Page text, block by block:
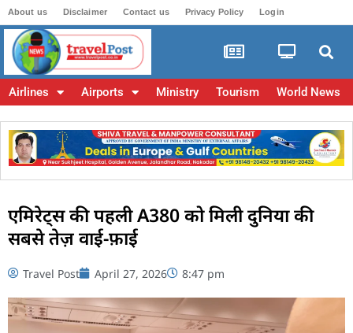
About us Disclaimer Contact us Privacy Policy Login
Airlines Airports Ministry Tourism World News
एमिरेट्स की पहली A380 को मिली दुनिया की
सबसे तेज़ वाई-फ़ाई
Travel Post April 27, 2026 8:47 pm